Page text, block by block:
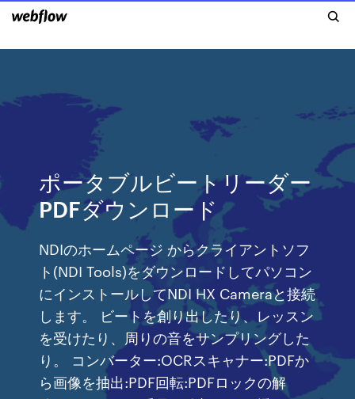
ポータブルビートリーダー
PDFダウンロード
NDIのホームページ からクライアントソフ
ト(NDI Tools)をダウンロードしてパソコン
にインストールしてNDI HX Cameraと接続
します。 ビートを創り出したり、レッスン
を受けたり、周りの音をサンプリングした
り。 コンバーター:OCRスキャナー:PDFか
ら画像を抽出:PDF回転:PDFロックの解